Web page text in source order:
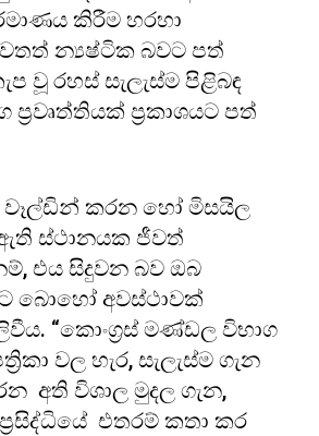
කිරීම හරහා
න්‍යෂ්ටික බවට පත්
වූ රහස් සැලැස්ම පිළිබඳ
ප්‍රවෘත්තියක් ප්‍රකාශයට පත්
වෑල්ඩින් කරන හෝ මිසයිල
ඇති ස්ථානයක ජීවත්
එය සිදුවන බව ඔබ
බොහෝ අවස්ථාවක්
“කොංග්‍රස් මණ්ඩල විභාග
වල හැර, සැලැස්ම ගැන
අති විශාල මුදල ගැන,
එතරම් කතා කර